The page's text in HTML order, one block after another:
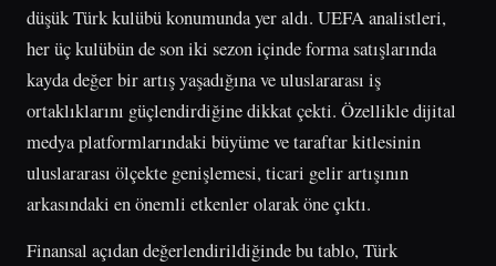
düşük Türk kulübü konumunda yer aldı. UEFA analistleri,
her üç kulübün de son iki sezon içinde forma satışlarında
kayda değer bir artış yaşadığına ve uluslararası iş
ortaklıklarını güçlendirdiğine dikkat çekti. Özellikle dijital
medya platformlarındaki büyüme ve taraftar kitlesinin
uluslararası ölçekte genişlemesi, ticari gelir artışının
arkasındaki en önemli etkenler olarak öne çıktı.
Finansal açıdan değerlendirildiğinde bu tablo, Türk